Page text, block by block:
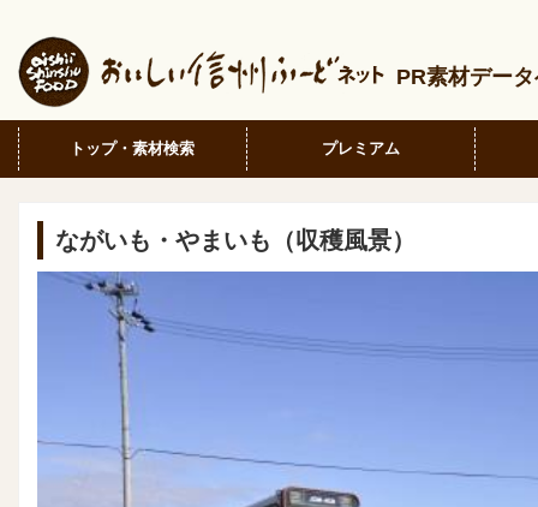
PR素材デー
トップ・素材検索 プレミアム
ながいも・やまいも（収穫風景）